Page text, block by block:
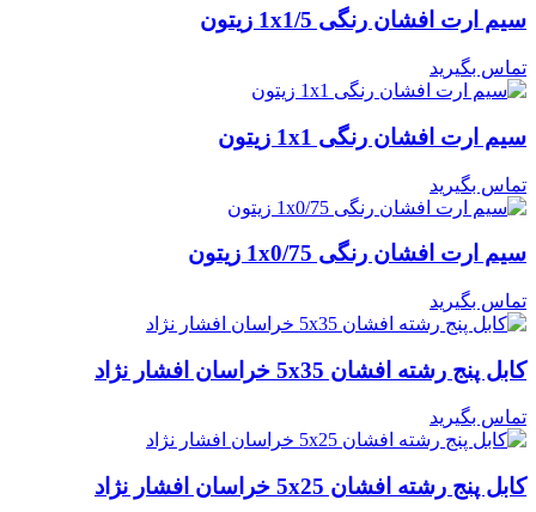
سیم ارت افشان رنگی 1x1/5 زیتون
تماس بگیرید
سیم ارت افشان رنگی 1x1 زیتون
تماس بگیرید
سیم ارت افشان رنگی 1x0/75 زیتون
تماس بگیرید
کابل پنج رشته افشان 5x35 خراسان افشار نژاد
تماس بگیرید
کابل پنج رشته افشان 5x25 خراسان افشار نژاد